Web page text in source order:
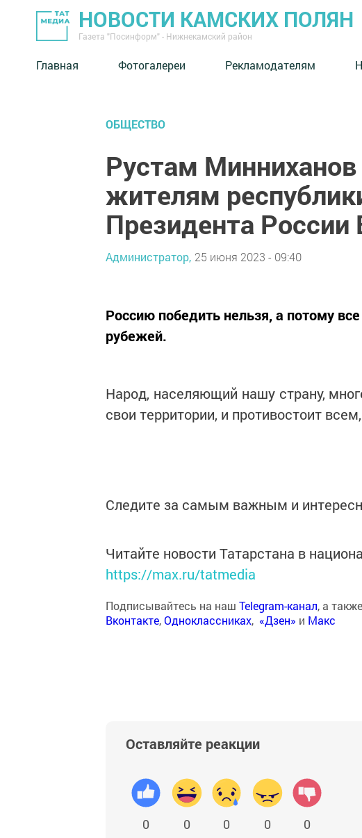
НОВОСТИ КАМСКИХ ПОЛЯН
Газета "Посинформ" - Нижнекамский район
Главная Фотогалереи Рекламодателям
ОБЩЕСТВО
Рустам Минниханов
жителям
Президента
Администратор, 25 июня 2023 - 09:40
Россию победить нельзя, а потому
рубежей.
Народ, населяющий нашу страну,
свои территории, и противостоит
Следите за самым важным и
Читайте новости Татарстана в
https://max.ru/tatmedia
Подписывайтесь на наш Telegram-канал, а
Вконтакте,Одноклассниках, «Дзен» и Макс
Оставляйте реакции
0 0 0 0 0